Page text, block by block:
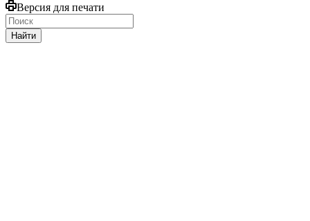
Версия для печати
Найти